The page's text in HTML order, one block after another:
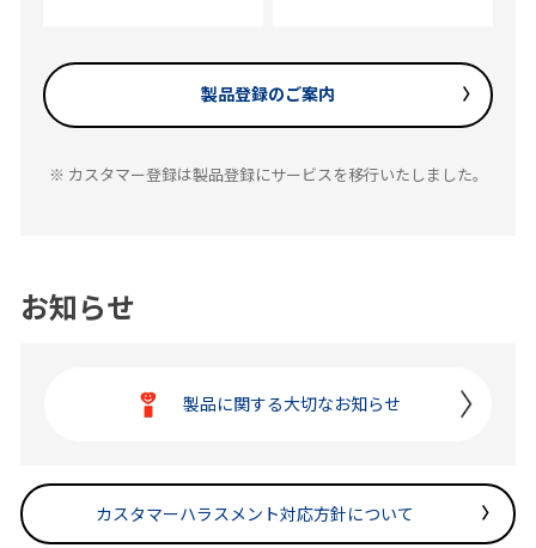
製品登録のご案内
※ カスタマー登録は製品登録にサービスを移行いたしました。
お知らせ
製品に関する大切なお知らせ
カスタマーハラスメント対応方針について